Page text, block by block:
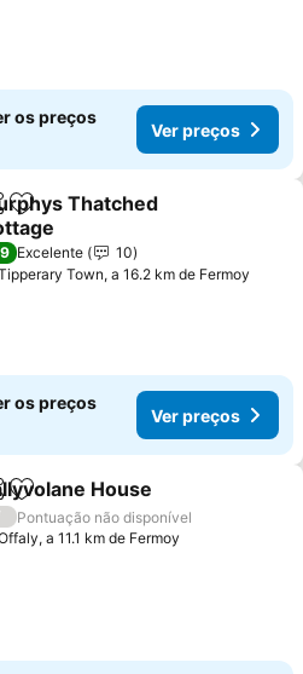
os preços
Ver preços
Adicionar aos favoritos
Thatched
preços
Excelente
10
Town, a 16.2 km de Fermoy
os preços
Ver preços
Adicionar aos favoritos
House
Pontuação não disponível
a 11.1 km de Fermoy